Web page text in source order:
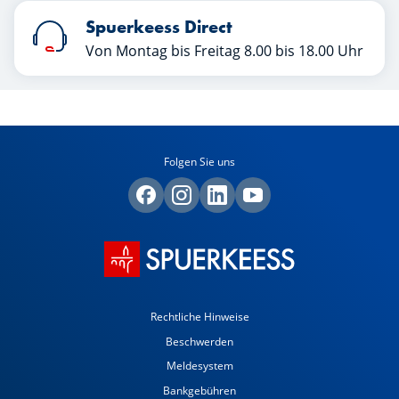
Spuerkeess Direct
Von Montag bis Freitag 8.00 bis 18.00 Uhr
Folgen Sie uns
Rechtliche Hinweise
Beschwerden
Meldesystem
Bankgebühren